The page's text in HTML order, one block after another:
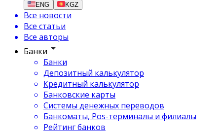
ENG KGZ
Все новости
Все статьи
Все авторы
Банки
Банки
Депозитный калькулятор
Кредитный калькулятор
Банковские карты
Системы денежных переводов
Банкоматы, Pos-терминалы и филиалы
Рейтинг банков